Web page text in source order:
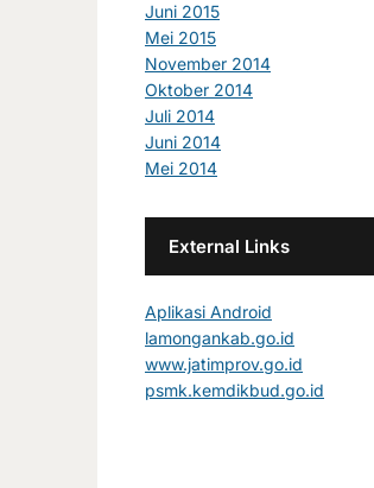
Juni 2015
Mei 2015
November 2014
Oktober 2014
Juli 2014
Juni 2014
Mei 2014
External Links
Aplikasi Android
lamongankab.go.id
www.jatimprov.go.id
psmk.kemdikbud.go.id